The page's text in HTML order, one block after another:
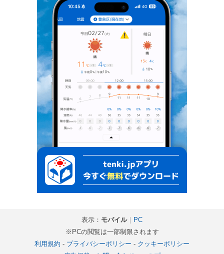
表示： モバイル｜
PC
※PCの閲覧は一部制限されます
利用規約 - プライバシーポリシー - クッキーポリシー